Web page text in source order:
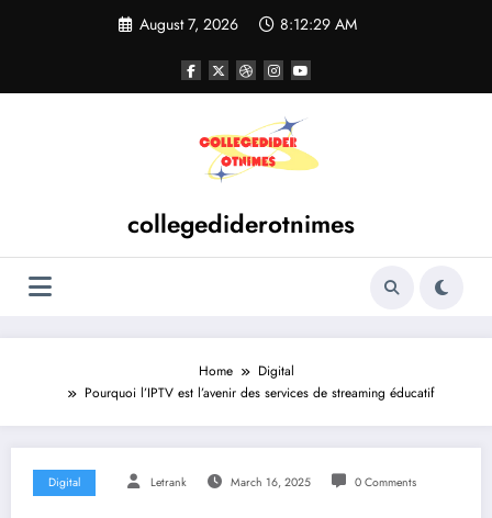
August 7, 2026 8:12:29 AM
collegediderotnimes
Home
Digital
Pourquoi l’IPTV est l’avenir des services de streaming éducatif
Digital Letrank March 16, 2025 0 Comments